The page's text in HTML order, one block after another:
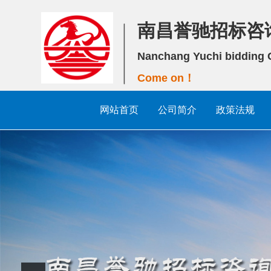
南昌誉驰招标咨
Nanchang Yuchi bidding
Come on！
网站首页 公司简介 政策法规